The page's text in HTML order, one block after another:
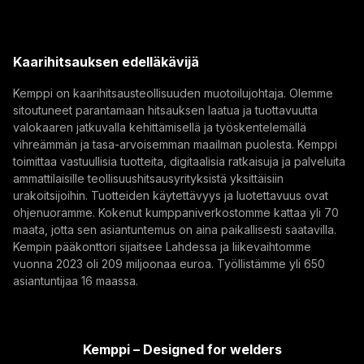
(opens in a new tab)
Tilaamalla uutiskirjeen hyväksyt, että Kemppi lähettää
sinulle markkinointiviestejä.
Kaarihitsauksen edelläkävijä
Kemppi on kaarihitsausteollisuuden muotoilujohtaja. Olemme
sitoutuneet parantamaan hitsauksen laatua ja tuottavuutta
valokaaren jatkuvalla kehittämisellä ja työskentelemällä
vihreämmän ja tasa-arvoisemman maailman puolesta. Kemppi
toimittaa vastuullisia tuotteita, digitaalisia ratkaisuja ja palveluita
ammattilaisille teollisuushitsausyrityksistä yksittäisiin
urakoitsijoihin. Tuotteiden käytettävyys ja luotettavuus ovat
ohjenuoramme. Kokenut kumppaniverkostomme kattaa yli 70
maata, jotta sen asiantuntemus on aina paikallisesti saatavilla.
Kempin pääkonttori sijaitsee Lahdessa ja liikevaihtomme
vuonna 2023 oli 209 miljoonaa euroa. Työllistämme yli 650
asiantuntijaa 16 maassa.
Kemppi – Designed for welders